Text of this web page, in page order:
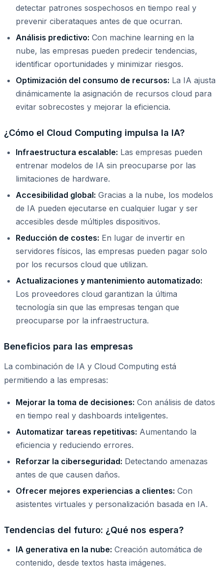
detectar patrones sospechosos en tiempo real y
prevenir ciberataques antes de que ocurran.
Análisis predictivo: Con machine learning en la
nube, las empresas pueden predecir tendencias,
identificar oportunidades y minimizar riesgos.
Optimización del consumo de recursos: La IA ajusta
dinámicamente la asignación de recursos cloud para
evitar sobrecostes y mejorar la eficiencia.
¿Cómo el Cloud Computing impulsa la IA?
Infraestructura escalable: Las empresas pueden
entrenar modelos de IA sin preocuparse por las
limitaciones de hardware.
Accesibilidad global: Gracias a la nube, los modelos
de IA pueden ejecutarse en cualquier lugar y ser
accesibles desde múltiples dispositivos.
Reducción de costes: En lugar de invertir en
servidores físicos, las empresas pueden pagar solo
por los recursos cloud que utilizan.
Actualizaciones y mantenimiento automatizado:
Los proveedores cloud garantizan la última
tecnología sin que las empresas tengan que
preocuparse por la infraestructura.
Beneficios para las empresas
La combinación de IA y Cloud Computing está
permitiendo a las empresas:
Mejorar la toma de decisiones: Con análisis de datos
en tiempo real y dashboards inteligentes.
Automatizar tareas repetitivas: Aumentando la
eficiencia y reduciendo errores.
Reforzar la ciberseguridad: Detectando amenazas
antes de que causen daños.
Ofrecer mejores experiencias a clientes: Con
asistentes virtuales y personalización basada en IA.
Tendencias del futuro: ¿Qué nos espera?
IA generativa en la nube: Creación automática de
contenido, desde textos hasta imágenes.